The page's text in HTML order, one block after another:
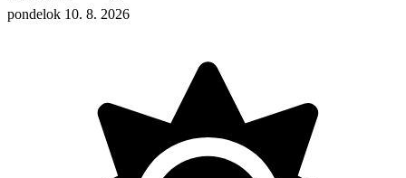
pondelok 10. 8. 2026